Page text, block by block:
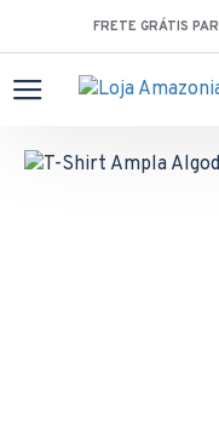
FRETE GRÁTIS